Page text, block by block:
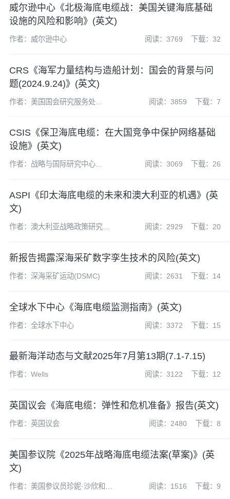
威尔逊中心《北极海底电缆战：美国关键海底基础
设施的风险和影响》(英文)
作者：威尔逊中心 阅读：3769 下载：32
CRS《海军力量结构与造船计划：国会的背景与问
题(2024.9.24)》(英文)
作者：美国国会研究服务处
阅读：3859 下载：7
CSIS《保卫海底电缆：在大国竞争中保护网络基础
设施》(英文)
作者：战略与国际研究中心
阅读：3069 下载：26
ASPI《印太海底电缆的未来和澳大利亚的机遇》(英
文)
作者：澳大利亚战略政策研究所
阅读：2929 下载：20
新报告揭露深海采矿数字孪生技术的风险(英文)
作者：深海采矿运动(DSMC) 阅读：2631 下载：14
全球水下中心《海底电缆监测指南》(英文)
作者：全球水下中心 阅读：3372 下载：15
最新海洋动态与文献2025年7月第13期(7.1-7.15)
作者：Wells 阅读：3122 下载：12
英国议会《海底电缆：弹性和危机准备》报告(英文)
作者：英国议会 阅读：2480 下载：8
美国参议院《2025年战略海底电缆法案(草案)》(英
文)
作者：美国参议员珍妮·沙欣和约
阅读：1516 下载：9